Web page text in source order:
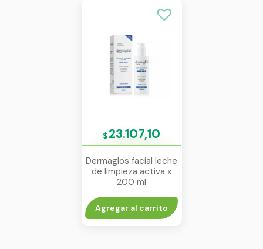
$23.107,10
Dermaglos facial leche
de limpieza activa x
200 ml
Agregar al carrito